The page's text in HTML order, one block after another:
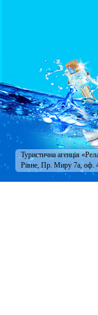
Туристична агенція
Рівне, Пр. Миру 7а, оф.